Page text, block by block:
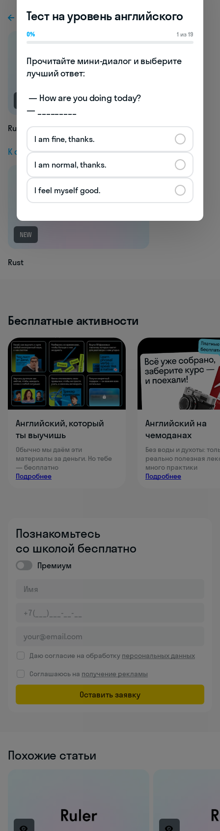
К предыдущей статье
NEW
Running
К следующей статье
NEW
Rust
Бесплатные активности
Английский, который
ты выучишь
Обычно мы даём эти
материалы за деньги. Но тебе
— бесплатно
Подробнее
Английский на
чемоданах
Без воды и духоты:
реально полезная
много практики
Подробнее
Познакомьтесь
со школой бесплатно
Премиум
Даю согласие на обработку персональных данных
Соглашаюсь на получение рекламы
Оставить заявку
Похожие статьи
Тест на уровень английского
0% 1 из 19
Прочитайте мини-диалог и выберите
лучший ответ:
— _________
I am fine, thanks.
I am normal, thanks.
I feel myself good.